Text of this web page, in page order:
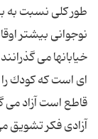
طور كلی نسبت به
نوجوانی بیشتر
خیابانها می
ای است كه كودك
قاطع است آزاد می
آزادی فكر تشویق